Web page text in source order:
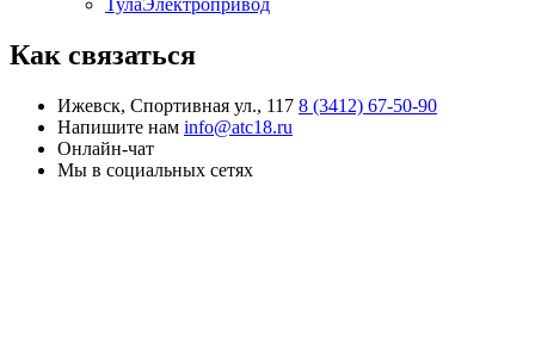
ТулаЭлектропривод
Как связаться
Ижевск, Спортивная ул., 117 8 (3412) 67-50-90
Напишите нам info@atc18.ru
Онлайн-чат
Мы в социальных сетях